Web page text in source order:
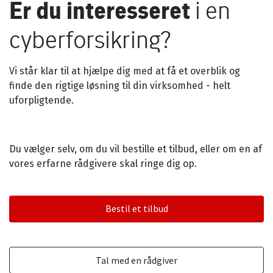
Er du interesseret i en
cyberforsikring?
Vi står klar til at hjælpe dig med at få et overblik og
finde den rigtige løsning til din virksomhed - helt
uforpligtende.
Du vælger selv, om du vil bestille et tilbud, eller om en af
vores erfarne rådgivere skal ringe dig op.
Bestil et tilbud
Tal med en rådgiver